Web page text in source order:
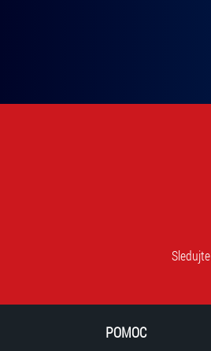
Zadajte svoju e-mailovú
POMOC